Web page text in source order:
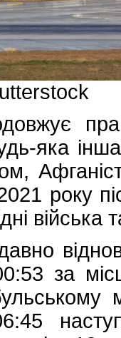
яка
року
війська
за